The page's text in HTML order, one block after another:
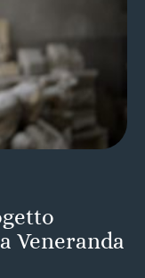
Veneranda